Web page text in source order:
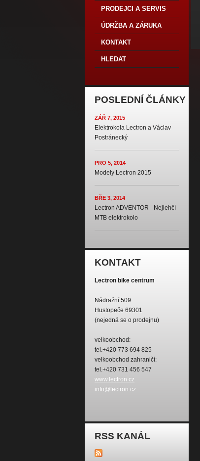
PRODEJCI A SERVIS
ÚDRŽBA A ZÁRUKA
KONTAKT
HLEDAT
POSLEDNÍ ČLÁNKY
ZÁŘ 7, 2015
Elektrokola Lectron a Václav
Postránecký
PRO 5, 2014
Modely Lectron 2015
BŘE 3, 2014
Lectron ADVENTOR - Nejlehčí
MTB elektrokolo
KONTAKT
Lectron bike centrum
Nádražní 509
Hustopeče 69301
(nejedná se o prodejnu)
velkoobchod:
tel.+420 773 694 825
velkoobchod zahraničí:
tel.+420 731 456 547
www.lectron.cz
info@lectron.cz
RSS KANÁL